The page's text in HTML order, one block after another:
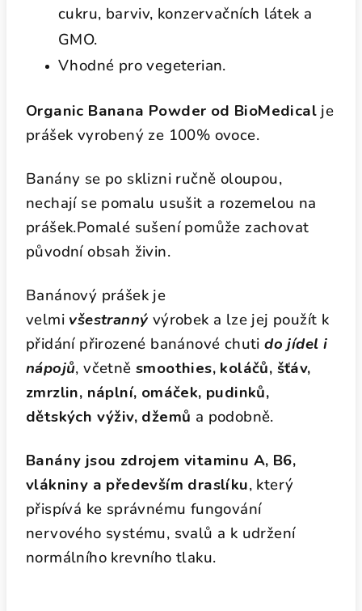
cukru, barviv, konzervačních látek a
GMO.
Vhodné pro vegeterian.
Organic Banana Powder od BioMedical je
prášek vyrobený ze 100% ovoce.
Banány se po sklizni ručně oloupou,
nechají se pomalu usušit a rozemelou na
prášek.Pomalé sušení pomůže zachovat
původní obsah živin.
Banánový prášek je
velmi všestranný výrobek a lze jej použít k
přidání přirozené banánové chutido jídel i
nápojů, včetněsmoothies, koláčů, šťáv,
zmrzlin, náplní, omáček, pudinků,
dětských výživ, džemů a podobně.
Banány jsou zdrojem vitaminu A, B6,
vlákniny a především draslíku, který
přispívá ke správnému fungování
nervového systému, svalů a k udržení
normálního krevního tlaku.